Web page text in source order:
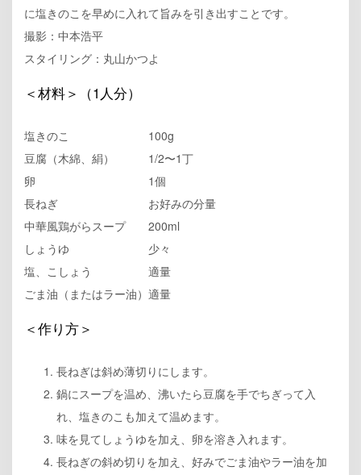
に塩きのこを早めに入れて旨みを引き出すことです。
撮影：中本浩平
スタイリング：丸山かつよ
＜材料＞（1人分）
塩きのこ 100g
豆腐（木綿、絹） 1/2〜1丁
卵 1個
長ねぎ お好みの分量
中華風鶏がらスープ 200ml
しょうゆ 少々
塩、こしょう 適量
ごま油（またはラー油）適量
＜作り方＞
長ねぎは斜め薄切りにします。
鍋にスープを温め、沸いたら豆腐を手でちぎって入
れ、塩きのこも加えて温めます。
味を見てしょうゆを加え、卵を溶き入れます。
長ねぎの斜め切りを加え、好みでごま油やラー油を加